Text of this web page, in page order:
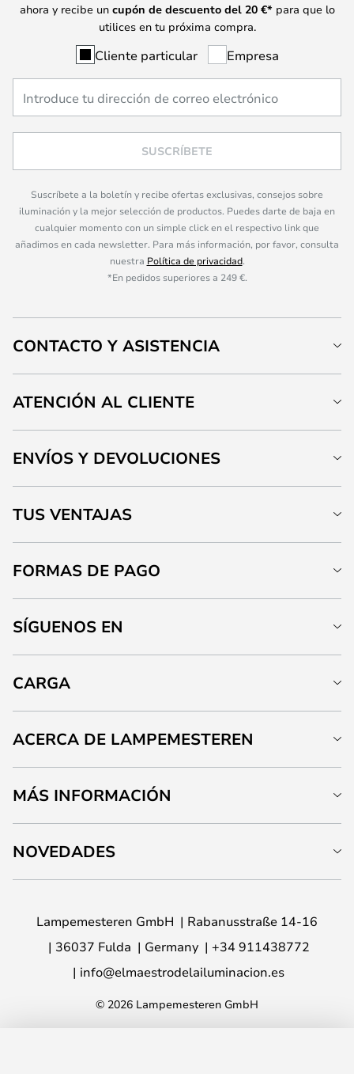
ahora y recibe un cupón de descuento del 20 €* para que lo
utilices en tu próxima compra.
Cliente particular Empresa
SUSCRÍBETE
Suscríbete a la boletín y recibe ofertas exclusivas, consejos sobre
iluminación y la mejor selección de productos. Puedes darte de baja en
cualquier momento con un simple click en el respectivo link que
añadimos en cada newsletter. Para más información, por favor, consulta
nuestra Política de privacidad.
*En pedidos superiores a 249 €.
CONTACTO Y ASISTENCIA
ATENCIÓN AL CLIENTE
ENVÍOS Y DEVOLUCIONES
TUS VENTAJAS
FORMAS DE PAGO
SÍGUENOS EN
CARGA
ACERCA DE LAMPEMESTEREN
MÁS INFORMACIÓN
NOVEDADES
Lampemesteren GmbH
Rabanusstraße 14-16
36037 Fulda
Germany
+34 911438772
info@elmaestrodelailuminacion.es
© 2026 Lampemesteren GmbH